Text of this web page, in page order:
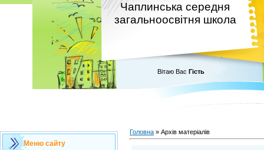
Чаплинська середня
загальноосвітня школа
Вітаю Вас Гість
Меню сайту
Головна » Архів матеріалів